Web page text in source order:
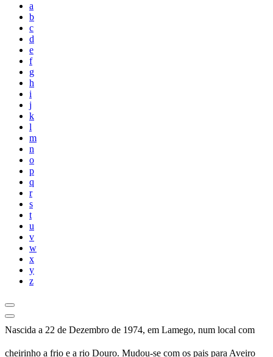
a
b
c
d
e
f
g
h
i
j
k
l
m
n
o
p
q
r
s
t
u
v
w
x
y
z
Nascida a 22 de Dezembro de 1974, em Lamego, num local com
cheirinho a frio e a rio Douro. Mudou-se com os pais para Aveiro